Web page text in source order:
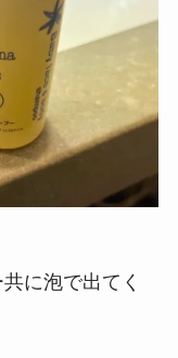
に泡で出てく